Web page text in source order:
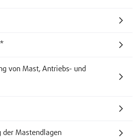
von Mast, Antriebs- und
der Mastendlagen